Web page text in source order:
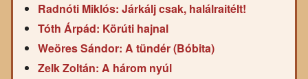
Radnóti Miklós: Járkálj csak, halálraitélt!
Tóth Árpád: Körúti hajnal
Weöres Sándor: A tündér (Bóbita)
Zelk Zoltán: A három nyúl